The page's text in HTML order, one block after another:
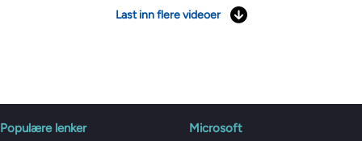
Last inn flere videoer
Populære lenker Microsoft